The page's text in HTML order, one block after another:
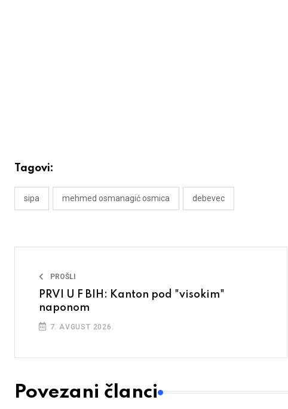
Tagovi:
sipa mehmed osmanagić osmica debevec
PROŠLI
PRVI U F BIH: Kanton pod "visokim"
naponom
7. AVGUST 2026.
Povezani članci